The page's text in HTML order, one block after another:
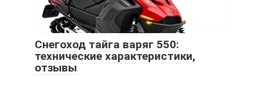
Снегоход тайга варяг 550:
технические характеристики,
отзывы